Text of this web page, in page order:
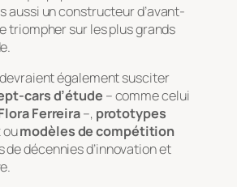
aussi un constructeur d’avant-
triompher sur les plus grands
également susciter
cars d’étude – comme celui
Ferreira–, prototypes
oumodèles de compétition
de décennies d’innovation et